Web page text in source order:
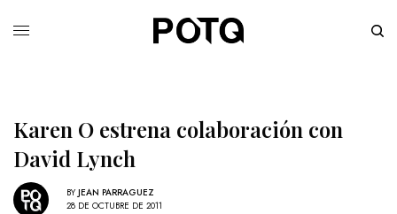
Karen O estrena colaboración con
David Lynch
BY JEAN PARRAGUEZ
28 DE OCTUBRE DE 2011